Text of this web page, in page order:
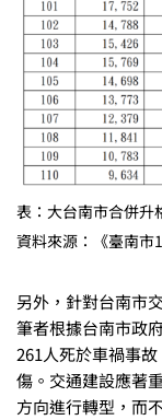
表：大台南市合併升
資料來源：《臺南市
另外，針對台南市
筆者根據台南市政
261人死於車禍事
傷。交通建設應著
方向進行轉型，而